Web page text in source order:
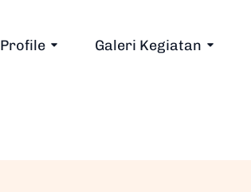
Profile Galeri Kegiatan